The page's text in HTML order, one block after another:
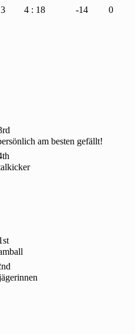
3 4 : 18 -14 0
am besten gefällt!